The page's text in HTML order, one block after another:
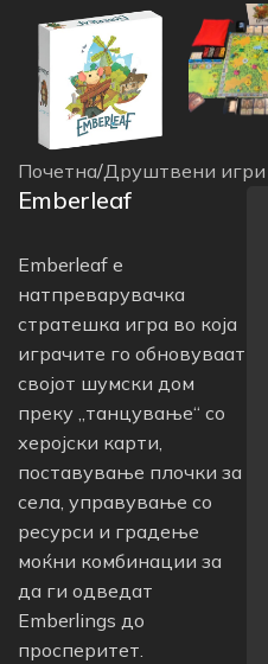
Почетна/Друштвени игри
Emberleaf
Emberleaf е
натпреварувачка
стратешка игра во која
играчите го обновуваат
својот шумски дом
преку „танцување“ со
херојски карти,
поставување плочки за
села, управување со
ресурси и градење
моќни комбинации за
да ги одведат
Emberlings до
просперитет.